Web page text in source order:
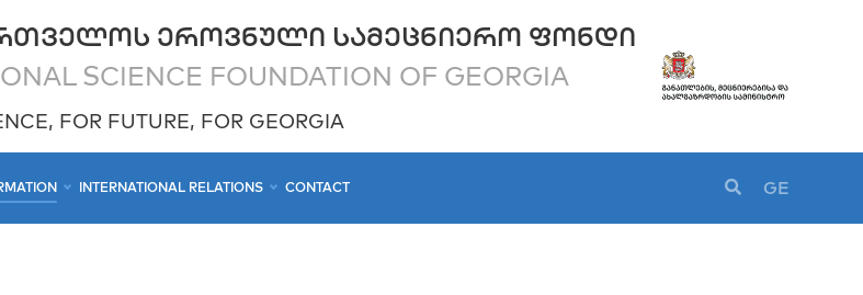
ᲔᲠᲝᲕᲜᲣᲚᲘ ᲡᲐᲛᲔᲪᲜᲘᲔᲠᲝ ᲤᲝᲜᲓᲘ
SCIENCE FOUNDATION OF GEORGIA
FOR FUTURE, FOR GEORGIA
INTERNATIONAL RELATIONS CONTACT GE